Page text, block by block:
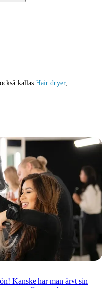
kallas Hair dryer,
Kanske har man ärvt sin